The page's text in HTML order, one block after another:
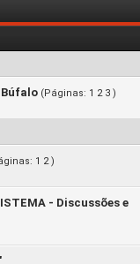
(Páginas: 1 2 3 )
1 2 )
- Discussões e